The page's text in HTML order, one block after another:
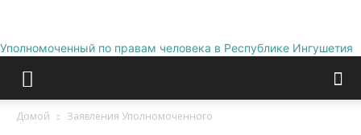
Уполномоченный по правам человека в Республике Ингушетия
Домой Заявления Уполномоченного